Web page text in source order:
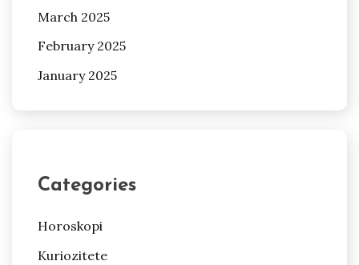
March 2025
February 2025
January 2025
Categories
Horoskopi
Kuriozitete